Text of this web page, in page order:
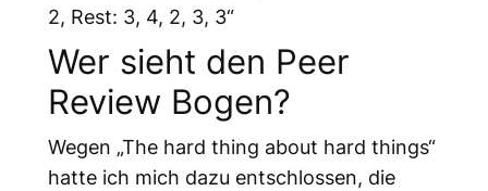
2, Rest: 3, 4, 2, 3, 3“
Wer sieht den Peer
Review Bogen?
Wegen „The hard thing about hard things“
hatte ich mich dazu entschlossen, die